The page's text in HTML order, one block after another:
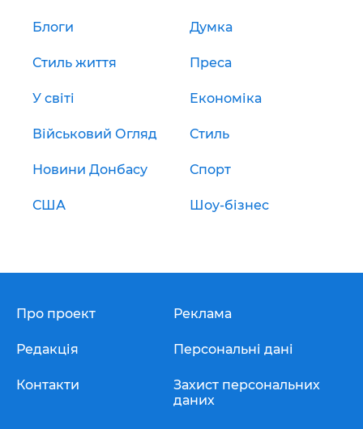
Блоги Думка
Стиль життя Преса
У світі Економіка
Військовий Огляд Стиль
Новини Донбасу Спорт
США Шоу-бізнес
Про проект
Редакція
Контакти
Реклама
Персональні дані
Захист персональних
даних